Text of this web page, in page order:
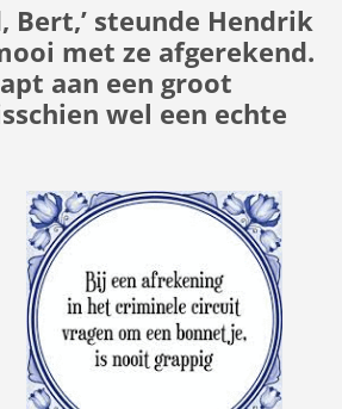
Bert,’ steunde Hendrik
met ze afgerekend.
aan een groot
wel een echte